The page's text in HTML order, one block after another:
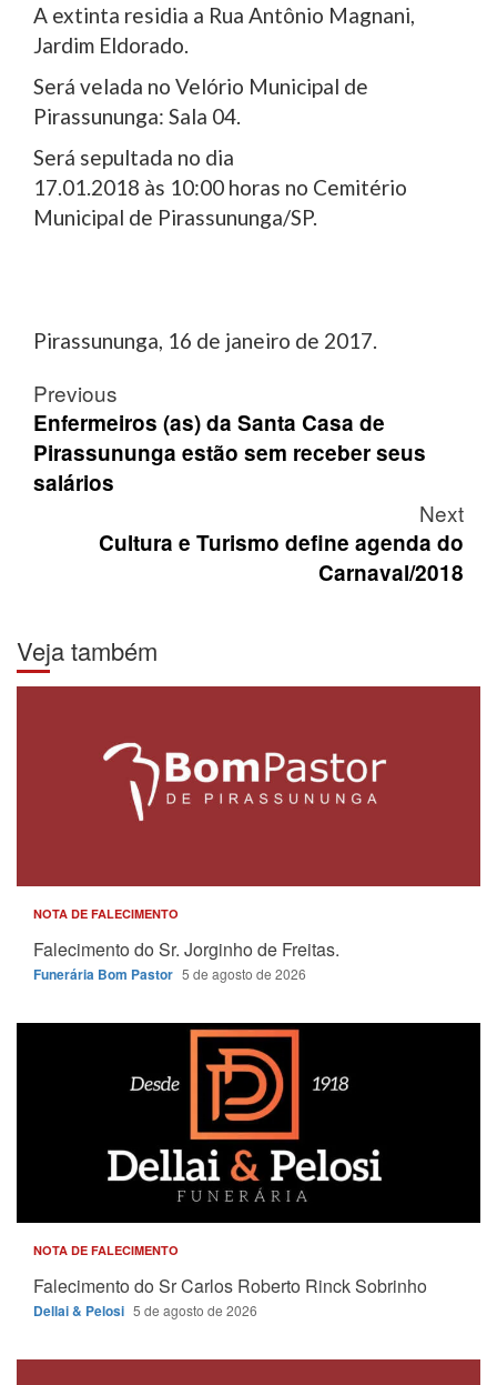
A extinta residia a Rua Antônio Magnani,
Jardim Eldorado.
Será velada no Velório Municipal de
Pirassununga: Sala 04.
Será sepultada no dia
17.01.2018 às 10:00 horas no Cemitério
Municipal de Pirassununga/SP.
Pirassununga, 16 de janeiro de 2017.
Post
navigation
Previous
Enfermeiros (as) da Santa Casa de
Pirassununga estão sem receber seus
salários
Next
Cultura e Turismo define agenda do
Carnaval/2018
Veja também
NOTA DE FALECIMENTO
Falecimento do Sr. Jorginho de Freitas.
Funerária Bom Pastor 5 de agosto de 2026
NOTA DE FALECIMENTO
Falecimento do Sr Carlos Roberto Rinck Sobrinho
Dellai & Pelosi 5 de agosto de 2026